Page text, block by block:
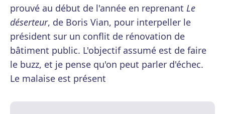
prouvé au début de l'année en reprenant Le
déserteur, de Boris Vian, pour interpeller le
président sur un conflit de rénovation de
bâtiment public. L'objectif assumé est de faire
le buzz, et je pense qu'on peut parler d'échec.
Le malaise est présent